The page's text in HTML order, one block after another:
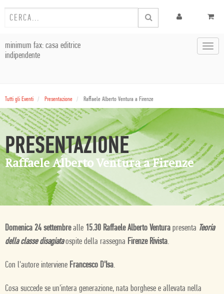
minimum fax: casa editrice
indipendente
Tutti gli Eventi Presentazione Raffaele Alberto Ventura a Firenze
PRESENTAZIONE
Raffaele Alberto Ventura a Firenze
Domenica 24 settembrealle 15.30 Raffaele Alberto Ventura presenta Teoria
della classe disagiataospite della rassegna Firenze Rivista.
Con l'autore interviene Francesco D'Isa.
Cosa succede se un'intera generazione, nata borghese e allevata nella